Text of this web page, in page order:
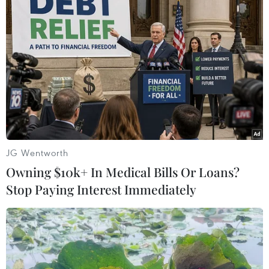
Sáu nạn nhân bị suy hô hấp trong vụ ngạt khí tại quán
karaoke ở Quảng Ninh đều trong tình trạng rất nguy
kịch, chưa thể tiên lượng.
JG Wentworth
Owning $10k+ In Medical Bills Or Loans?
Stop Paying Interest Immediately